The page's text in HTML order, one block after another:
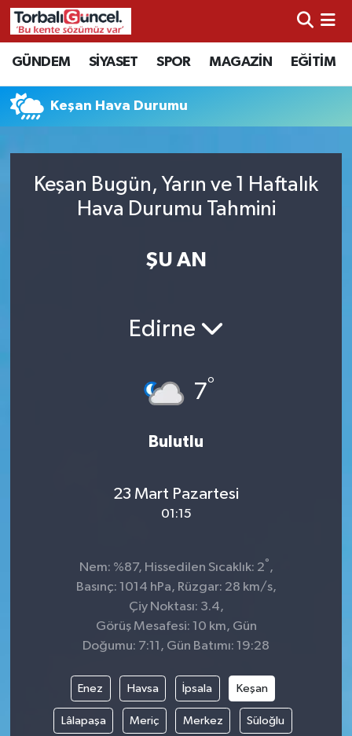
GÜNDEM SİYASET SPOR MAGAZİN EĞİTİM
Keşan Hava Durumu
Keşan Bugün, Yarın ve 1 Haftalık
Hava Durumu Tahmini
ŞU AN
Edirne
7°
Bulutlu
23 Mart Pazartesi
01:15
Nem: %87, Hissedilen Sıcaklık: 2° ,
Basınç: 1014 hPa, Rüzgar: 28 km/s,
Çiy Noktası: 3.4,
Görüş Mesafesi: 10 km, Gün
Doğumu: 7:11, Gün Batımı: 19:28
Enez Havsa İpsala Keşan
Lâlapaşa Meriç Merkez Süloğlu
İzmir Nöbetçi Eczaneler
İzmir Hava Durumu
İzmir Trafik Yoğunluk Haritası
Süper Lig Puan Durumu ve Fikstür